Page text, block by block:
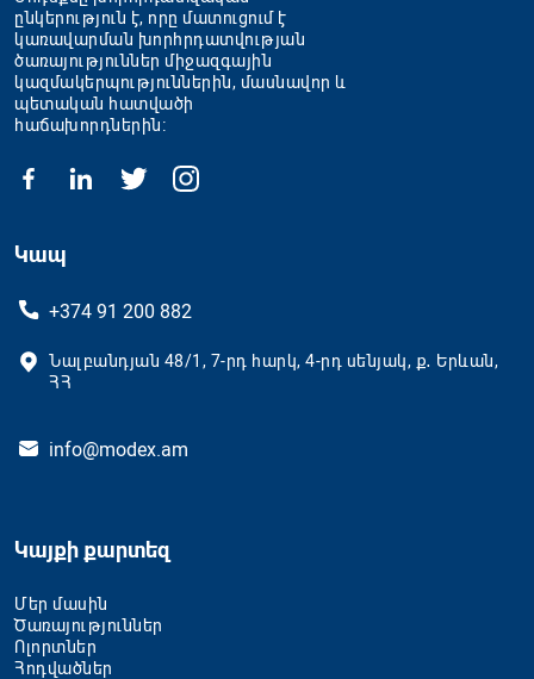
ընկերություն է, որը մատուցում է
կառավարման խորհրդատվության
ծառայություններ միջազգային
կազմակերպություններին, մասնավոր և
պետական հատվածի
հաճախորդներին։
Կապ
+374 91 200 882
Նալբանդյան 48/1, 7-րդ հարկ, 4-րդ սենյակ, ք․ Երևան,
ՀՀ
info@modex.am
Կայքի քարտեզ
Մեր մասին
Ծառայություններ
Ոլորտներ
Հոդվածներ